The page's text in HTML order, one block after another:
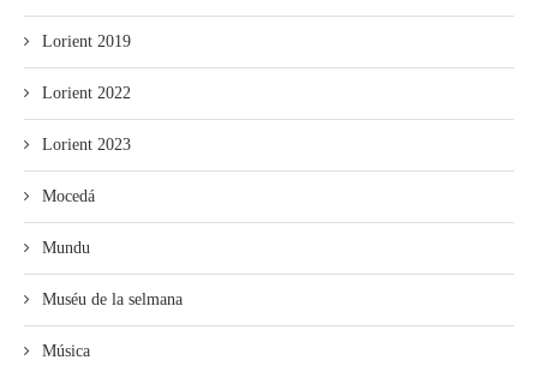
Lorient 2019
Lorient 2022
Lorient 2023
Mocedá
Mundu
Muséu de la selmana
Música